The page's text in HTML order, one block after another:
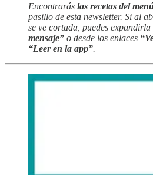
Encontrarás las recetas del
pasillo de esta newsletter. Si al
se ve cortada, puedes expandirla
mensaje” o desde los enlaces
“Leer en la app”.